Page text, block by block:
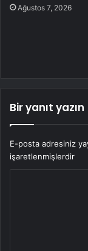
Ağustos 7, 2026
Bir yanıt yazın
E-posta adresiniz
işaretlenmişlerdir